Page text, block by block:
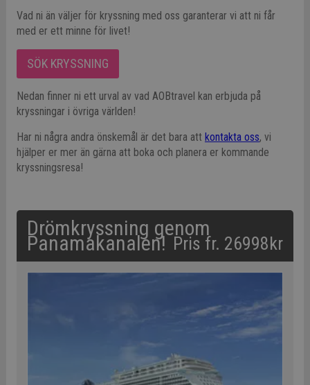
Vad ni än väljer för kryssning med oss garanterar vi att ni får
med er ett minne för livet!
SÖK KRYSSNING
Nedan finner ni ett urval av vad AOBtravel kan erbjuda på
kryssningar i övriga världen!
Har ni några andra önskemål är det bara att kontakta oss, vi
hjälper er mer än gärna att boka och planera er kommande
kryssningsresa!
Drömkryssning genom
Panamakanalen! Pris fr. 26998kr